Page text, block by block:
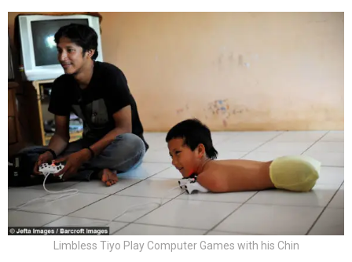
Limbless Tiyo Play Computer Games with his Chin